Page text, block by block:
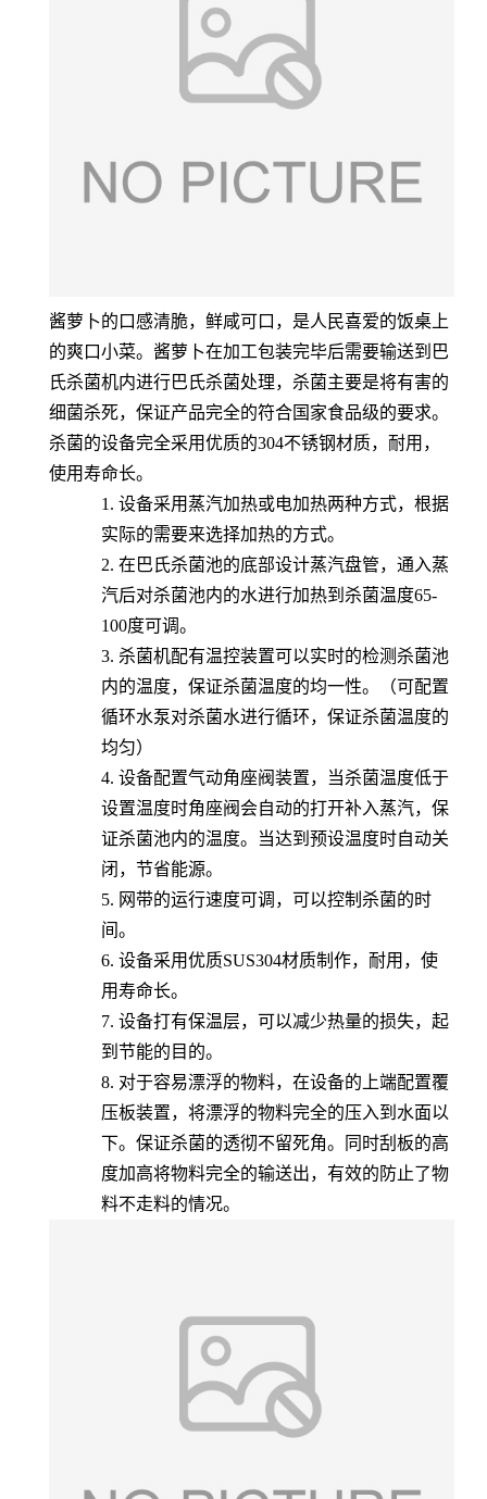
酱萝卜的口感清脆，鲜咸可口，是人民喜爱的饭桌上
的爽口小菜。酱萝卜在加工包装完毕后需要输送到巴
氏杀菌机内进行巴氏杀菌处理，杀菌主要是将有害的
细菌杀死，保证产品完全的符合国家食品级的要求。
杀菌的设备完全采用优质的304不锈钢材质，耐用，
使用寿命长。
1. 设备采用蒸汽加热或电加热两种方式，根据
实际的需要来选择加热的方式。
2. 在巴氏杀菌池的底部设计蒸汽盘管，通入蒸
汽后对杀菌池内的水进行加热到杀菌温度65-
100度可调。
3. 杀菌机配有温控装置可以实时的检测杀菌池
内的温度，保证杀菌温度的均一性。（可配置
循环水泵对杀菌水进行循环，保证杀菌温度的
均匀）
4. 设备配置气动角座阀装置，当杀菌温度低于
设置温度时角座阀会自动的打开补入蒸汽，保
证杀菌池内的温度。当达到预设温度时自动关
闭，节省能源。
5. 网带的运行速度可调，可以控制杀菌的时
间。
6. 设备采用优质SUS304材质制作，耐用，使
用寿命长。
7. 设备打有保温层，可以减少热量的损失，起
到节能的目的。
8. 对于容易漂浮的物料，在设备的上端配置覆
压板装置，将漂浮的物料完全的压入到水面以
下。保证杀菌的透彻不留死角。同时刮板的高
度加高将物料完全的输送出，有效的防止了物
料不走料的情况。